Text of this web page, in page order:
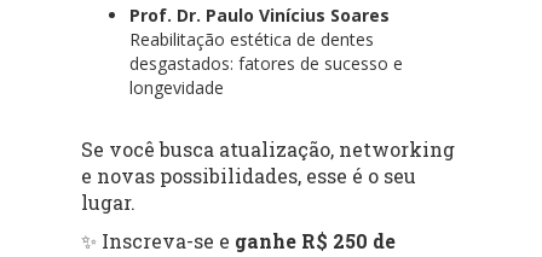
Prof. Dr. Paulo Vinícius Soares
Reabilitação estética de dentes
desgastados: fatores de sucesso e
longevidade
Se você busca atualização, networking
e novas possibilidades, esse é o seu
lugar.
✨ Inscreva-se e ganhe R$ 250 de